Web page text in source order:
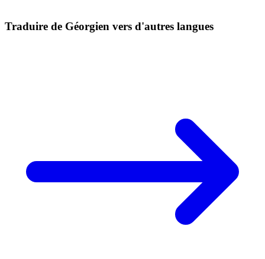
Traduire de Géorgien vers d'autres langues